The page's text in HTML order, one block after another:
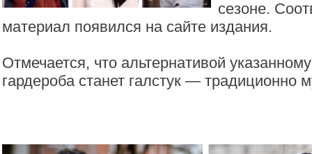
сезоне.
материал появился на сайте издания.
Отмечается, что альтернативой
гардероба станет галстук — традиционно